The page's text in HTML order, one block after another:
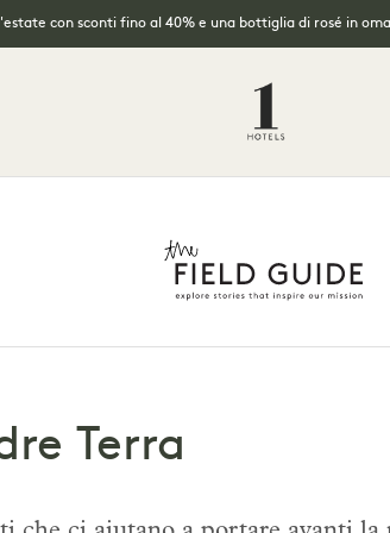
con sconti fino al 40% e una bottiglia di rosé in
Terra